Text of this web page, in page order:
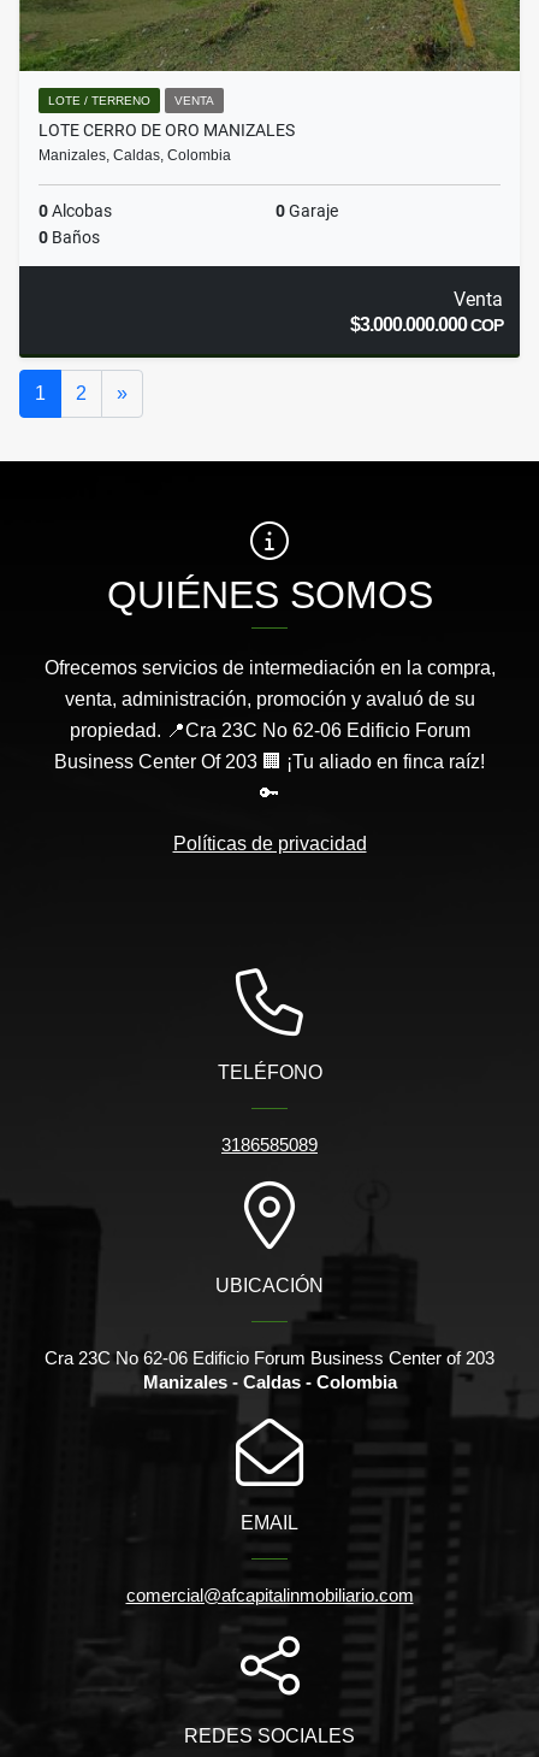
LOTE / TERRENO VENTA
LOTE CERRO DE ORO MANIZALES
Manizales, Caldas, Colombia
0Alcobas 0Garaje
0 Baños
Venta
$3.000.000.000COP
1 2 »Siguiente
QUIÉNES SOMOS
Ofrecemos servicios de intermediación en la compra,
venta, administración, promoción y avaluó de su
propiedad. 📍Cra 23C No 62-06 Edificio Forum
Business Center Of 203 🏢 ¡Tu aliado en finca raíz!
🔑
Políticas de privacidad
TELÉFONO
3186585089
UBICACIÓN
Cra 23C No 62-06 Edificio Forum Business Center of 203
Manizales - Caldas - Colombia
EMAIL
comercial@afcapitalinmobiliario.com
REDES SOCIALES